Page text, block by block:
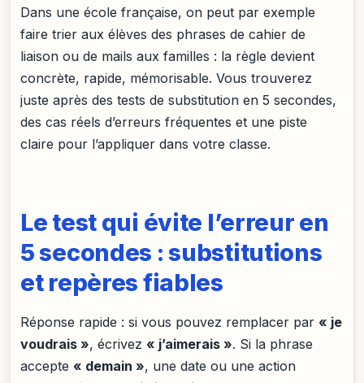
Dans une école française, on peut par exemple
faire trier aux élèves des phrases de cahier de
liaison ou de mails aux familles : la règle devient
concrète, rapide, mémorisable. Vous trouverez
juste après des tests de substitution en 5 secondes,
des cas réels d’erreurs fréquentes et une piste
claire pour l’appliquer dans votre classe.
Le test qui évite l’erreur en
5 secondes : substitutions
et repères fiables
Réponse rapide : si vous pouvez remplacer par « je
voudrais », écrivez « j’aimerais ». Si la phrase
accepte « demain », une date ou une action